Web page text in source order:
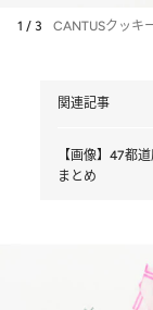
1 / 3 CANTUSクッキ
関連記事
【画像】47都
まとめ